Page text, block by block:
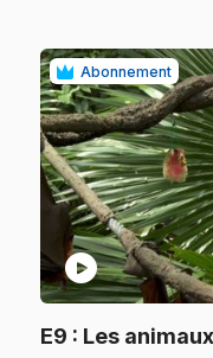
Abonnement
play_circle
E9 : Les